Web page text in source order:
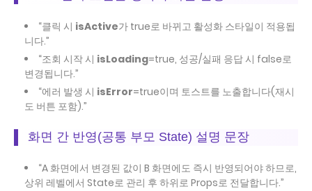
“클릭 시 isActive가 true로 바뀌고 활성화 스타일이 적용됩
니다.”
“조회 시작 시 isLoading=true, 성공/실패 응답 시 false로
변경됩니다.”
“에러 발생 시 isError=true이며 토스트를 노출합니다(재시
도 버튼 포함).”
화면 간 반영(공통 부모 State) 설명 문장
“A 화면에서 변경된 값이 B 화면에도 즉시 반영되어야 하므로,
상위 레벨에서 State로 관리 후 하위로 Props로 전달합니다.”